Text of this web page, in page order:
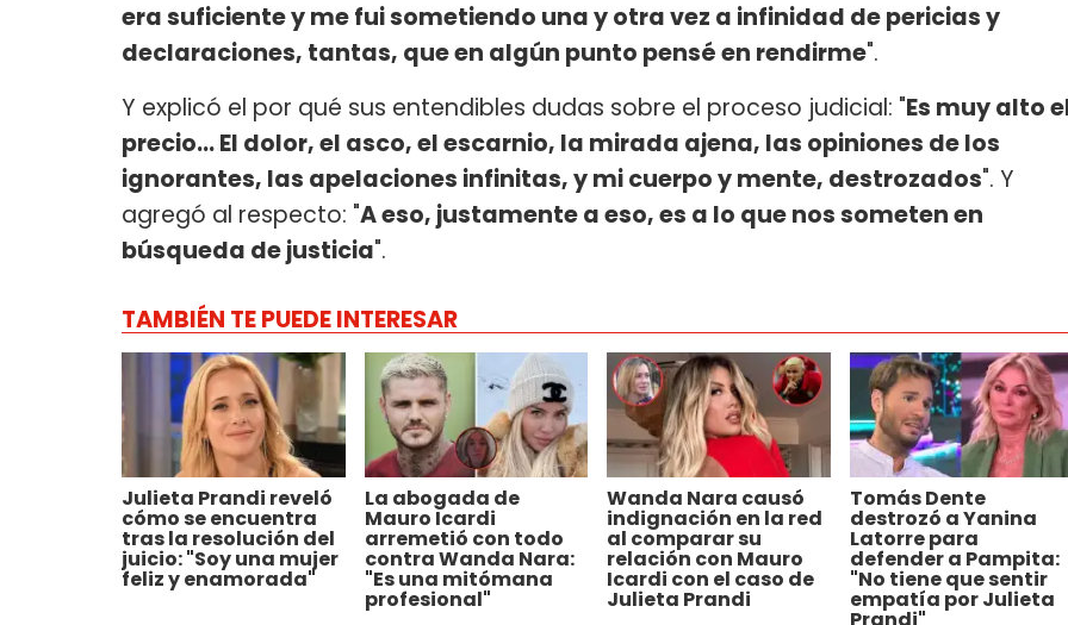
era suficiente y me fui sometiendo una y otra vez a infinidad de pericias y
declaraciones, tantas, que en algún punto pensé en rendirme".
Y explicó el por qué sus entendibles dudas sobre el proceso judicial: "Es muy alto
precio… El dolor, el asco, el escarnio, la mirada ajena, las opiniones de los
ignorantes, las apelaciones infinitas, y mi cuerpo y mente, destrozados". Y
agregó al respecto: "A eso, justamente a eso, es a lo que nos someten en
búsqueda de justicia".
TAMBIÉN TE PUEDE INTERESAR
Julieta Prandi reveló
cómo se encuentra
tras la resolución del
juicio: "Soy una mujer
feliz y enamorada"
La abogada de
Mauro Icardi
arremetió con todo
contra Wanda Nara:
"Es una mitómana
profesional"
Wanda Nara causó
indignación en la red
al comparar su
relación con Mauro
Icardi con el caso de
Julieta Prandi
Tomás Dente
destrozó a Yanina
Latorre para
defender a Pampita:
"No tiene que sentir
empatía por Julieta
Prandi"